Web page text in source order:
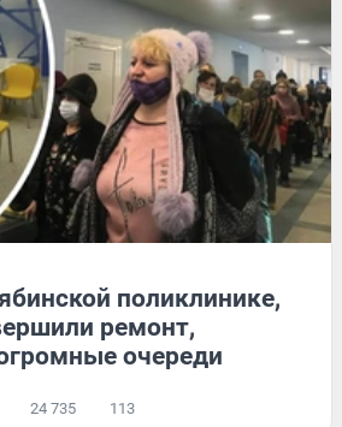
поликлинике,
ремонт,
очереди
24 735 113